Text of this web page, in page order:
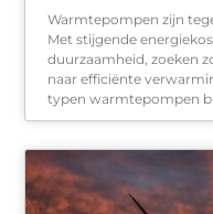
Warmtepompen zijn
Met stijgende
duurzaamheid, zoeken
naar efficiënte
typen warmtepompen